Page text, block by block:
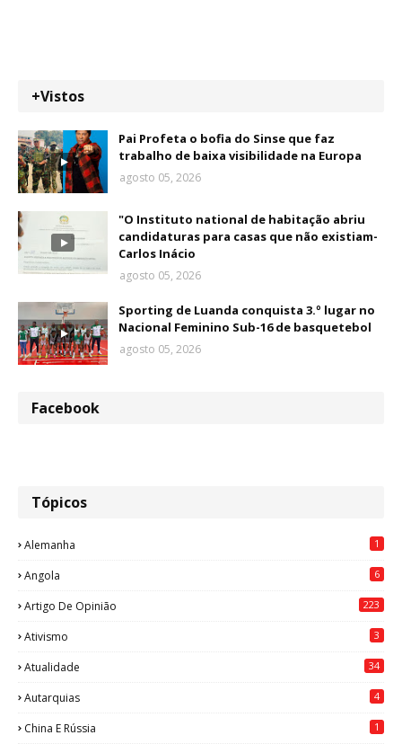
+Vistos
Pai Profeta o bofia do Sinse que faz
trabalho de baixa visibilidade na Europa
agosto 05, 2026
"O Instituto national de habitação abriu
candidaturas para casas que não existiam-
Carlos Inácio
agosto 05, 2026
Sporting de Luanda conquista 3.º lugar no
Nacional Feminino Sub-16 de basquetebol
agosto 05, 2026
Facebook
Tópicos
Alemanha 1
Angola 6
Artigo De Opinião 223
Ativismo 3
Atualidade 34
Autarquias 4
China E Rússia 1